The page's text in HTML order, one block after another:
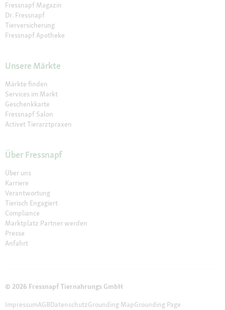
Fressnapf Magazin
Dr. Fressnapf
Tierversicherung
Fressnapf Apotheke
Unsere Märkte
Märkte finden
Services im Markt
Geschenkkarte
Fressnapf Salon
Activet Tierarztpraxen
Über Fressnapf
Über uns
Karriere
Verantwortung
Tierisch Engagiert
Compliance
Marktplatz Partner werden
Presse
Anfahrt
© 2026 Fressnapf Tiernahrungs GmbH
ImpressumAGBDatenschutzGrounding MapGrounding Page